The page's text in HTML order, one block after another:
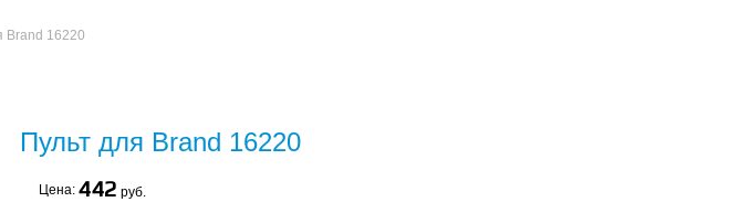
Brand 16220
Пульт для Brand 16220
Цена: 442 руб.